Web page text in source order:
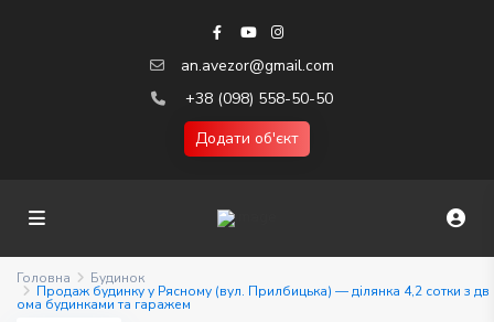
an.avezor@gmail.com
+38 (098) 558-50-50
Додати об'єкт
Головна Будинок
Продаж будинку у Рясному (вул. Прилбицька) — ділянка 4,2 сотки з дв
ома будинками та гаражем